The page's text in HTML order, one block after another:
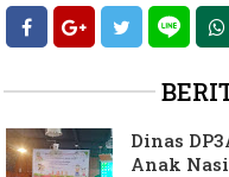
Dinas
Anak